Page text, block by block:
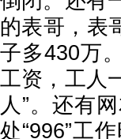
的表哥，表
子多430万
工资，工人
人”。还有
处“996”工